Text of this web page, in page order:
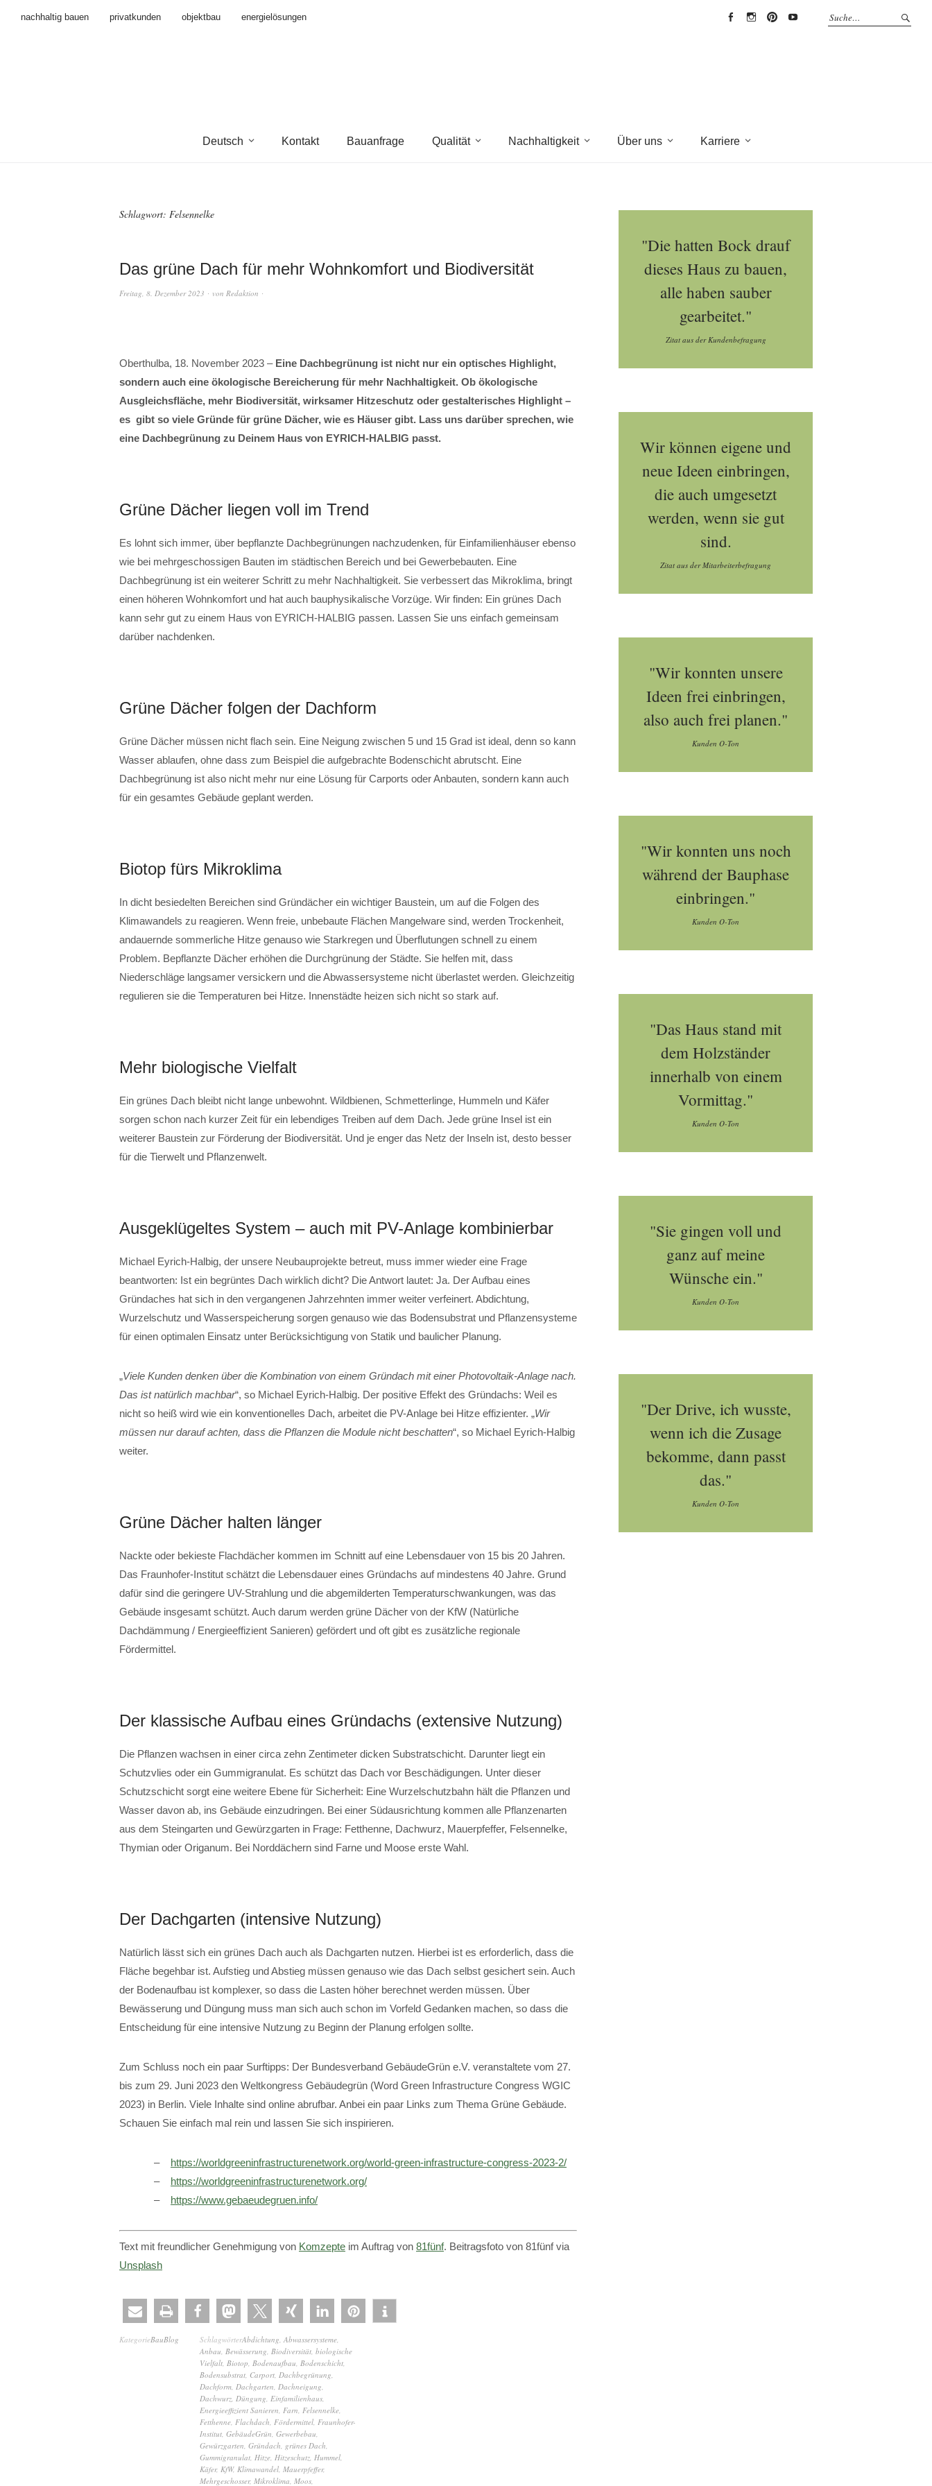
nachhaltig bauen privatkunden objektbau
energielösungen
Deutsch Kontakt Bauanfrage Qualität Nachhaltigkeit Über uns Karriere
Schlagwort: Felsennelke
Das grüne Dach für mehr Wohnkomfort und Biodiversität
Freitag, 8. Dezember 2023 von Redaktion
Oberthulba, 18. November 2023 – Eine Dachbegrünung ist nicht nur ein optisches Highlight,
sondern auch eine ökologische Bereicherung für mehr Nachhaltigkeit. Ob ökologische
Ausgleichsfläche, mehr Biodiversität, wirksamer Hitzeschutz oder gestalterisches Highlight –
es gibt so viele Gründe für grüne Dächer, wie es Häuser gibt. Lass uns darüber sprechen, wie
eine Dachbegrünung zu Deinem Haus von EYRICH-HALBIG passt.
Grüne Dächer liegen voll im Trend
Es lohnt sich immer, über bepflanzte Dachbegrünungen nachzudenken, für Einfamilienhäuser ebenso
wie bei mehrgeschossigen Bauten im städtischen Bereich und bei Gewerbebauten. Eine
Dachbegrünung ist ein weiterer Schritt zu mehr Nachhaltigkeit. Sie verbessert das Mikroklima, bringt
einen höheren Wohnkomfort und hat auch bauphysikalische Vorzüge. Wir finden: Ein grünes Dach
kann sehr gut zu einem Haus von EYRICH-HALBIG passen. Lassen Sie uns einfach gemeinsam
darüber nachdenken.
Grüne Dächer folgen der Dachform
Grüne Dächer müssen nicht flach sein. Eine Neigung zwischen 5 und 15 Grad ist ideal, denn so kann
Wasser ablaufen, ohne dass zum Beispiel die aufgebrachte Bodenschicht abrutscht. Eine
Dachbegrünung ist also nicht mehr nur eine Lösung für Carports oder Anbauten, sondern kann auch
für ein gesamtes Gebäude geplant werden.
Biotop fürs Mikroklima
In dicht besiedelten Bereichen sind Gründächer ein wichtiger Baustein, um auf die Folgen des
Klimawandels zu reagieren. Wenn freie, unbebaute Flächen Mangelware sind, werden Trockenheit,
andauernde sommerliche Hitze genauso wie Starkregen und Überflutungen schnell zu einem
Problem. Bepflanzte Dächer erhöhen die Durchgrünung der Städte. Sie helfen mit, dass
Niederschläge langsamer versickern und die Abwassersysteme nicht überlastet werden. Gleichzeitig
regulieren sie die Temperaturen bei Hitze. Innenstädte heizen sich nicht so stark auf.
Mehr biologische Vielfalt
Ein grünes Dach bleibt nicht lange unbewohnt. Wildbienen, Schmetterlinge, Hummeln und Käfer
sorgen schon nach kurzer Zeit für ein lebendiges Treiben auf dem Dach. Jede grüne Insel ist ein
weiterer Baustein zur Förderung der Biodiversität. Und je enger das Netz der Inseln ist, desto besser
für die Tierwelt und Pflanzenwelt.
Ausgeklügeltes System – auch mit PV-Anlage kombinierbar
Michael Eyrich-Halbig, der unsere Neubauprojekte betreut, muss immer wieder eine Frage
beantworten: Ist ein begrüntes Dach wirklich dicht? Die Antwort lautet: Ja. Der Aufbau eines
Gründaches hat sich in den vergangenen Jahrzehnten immer weiter verfeinert. Abdichtung,
Wurzelschutz und Wasserspeicherung sorgen genauso wie das Bodensubstrat und Pflanzensysteme
für einen optimalen Einsatz unter Berücksichtigung von Statik und baulicher Planung.
„Viele Kunden denken über die Kombination von einem Gründach mit einer Photovoltaik-Anlage nach.
Das ist natürlich machbar“, so Michael Eyrich-Halbig. Der positive Effekt des Gründachs: Weil es
nicht so heiß wird wie ein konventionelles Dach, arbeitet die PV-Anlage bei Hitze effizienter. „Wir
müssen nur darauf achten, dass die Pflanzen die Module nicht beschatten“, so Michael Eyrich-Halbig
weiter.
Grüne Dächer halten länger
Nackte oder bekieste Flachdächer kommen im Schnitt auf eine Lebensdauer von 15 bis 20 Jahren.
Das Fraunhofer-Institut schätzt die Lebensdauer eines Gründachs auf mindestens 40 Jahre. Grund
dafür sind die geringere UV-Strahlung und die abgemilderten Temperaturschwankungen, was das
Gebäude insgesamt schützt. Auch darum werden grüne Dächer von der KfW (Natürliche
Dachdämmung / Energieeffizient Sanieren) gefördert und oft gibt es zusätzliche regionale
Fördermittel.
Der klassische Aufbau eines Gründachs (extensive Nutzung)
Die Pflanzen wachsen in einer circa zehn Zentimeter dicken Substratschicht. Darunter liegt ein
Schutzvlies oder ein Gummigranulat. Es schützt das Dach vor Beschädigungen. Unter dieser
Schutzschicht sorgt eine weitere Ebene für Sicherheit: Eine Wurzelschutzbahn hält die Pflanzen und
Wasser davon ab, ins Gebäude einzudringen. Bei einer Südausrichtung kommen alle Pflanzenarten
aus dem Steingarten und Gewürzgarten in Frage: Fetthenne, Dachwurz, Mauerpfeffer, Felsennelke,
Thymian oder Origanum. Bei Norddächern sind Farne und Moose erste Wahl.
Der Dachgarten (intensive Nutzung)
Natürlich lässt sich ein grünes Dach auch als Dachgarten nutzen. Hierbei ist es erforderlich, dass die
Fläche begehbar ist. Aufstieg und Abstieg müssen genauso wie das Dach selbst gesichert sein. Auch
der Bodenaufbau ist komplexer, so dass die Lasten höher berechnet werden müssen. Über
Bewässerung und Düngung muss man sich auch schon im Vorfeld Gedanken machen, so dass die
Entscheidung für eine intensive Nutzung zu Beginn der Planung erfolgen sollte.
Zum Schluss noch ein paar Surftipps: Der Bundesverband GebäudeGrün e.V. veranstaltete vom 27.
bis zum 29. Juni 2023 den Weltkongress Gebäudegrün (Word Green Infrastructure Congress WGIC
2023) in Berlin. Viele Inhalte sind online abrufbar. Anbei ein paar Links zum Thema Grüne Gebäude.
Schauen Sie einfach mal rein und lassen Sie sich inspirieren.
https://worldgreeninfrastructurenetwork.org/world-green-infrastructure-congress-2023-2/
https://worldgreeninfrastructurenetwork.org/
https://www.gebaeudegruen.info/
Text mit freundlicher Genehmigung von Komzepte im Auftrag von 81fünf. Beitragsfoto von 81fünf via
Unsplash
KategorieBauBlog SchlagwörterAbdichtung Abwassersysteme
Anbau Bewässerung Biodiversität biologische
Vielfalt Biotop Bodenaufbau Bodenschicht
Bodensubstrat Carport Dachbegrünung
Dachform Dachgarten Dachneigung
Dachwurz Düngung Einfamilienhaus
Energieeffizient Sanieren Farn Felsennelke
Fetthenne Flachdach Fördermittel Fraunhofer-
Institut GebäudeGrün Gewerbebau
Gewürzgarten Gründach grünes Dach
Gummigranulat Hitze Hitzeschutz Hummel
Käfer, KfW, Klimawandel Mauerpfeffer,
Mehrgeschosser, Mikroklima Moos
"Die hatten Bock drauf
dieses Haus zu bauen,
alle haben sauber
gearbeitet."
Zitat aus der Kundenbefragung
Wir können eigene und
neue Ideen einbringen,
die auch umgesetzt
werden, wenn sie gut
sind.
Zitat aus der Mitarbeiterbefragung
"Wir konnten unsere
Ideen frei einbringen,
also auch frei planen."
Kunden O-Ton
"Wir konnten uns noch
während der Bauphase
einbringen."
Kunden O-Ton
"Das Haus stand mit
dem Holzständer
innerhalb von einem
Vormittag."
Kunden O-Ton
"Sie gingen voll und
ganz auf meine
Wünsche ein."
Kunden O-Ton
"Der Drive, ich wusste,
wenn ich die Zusage
bekomme, dann passt
das."
Kunden O-Ton